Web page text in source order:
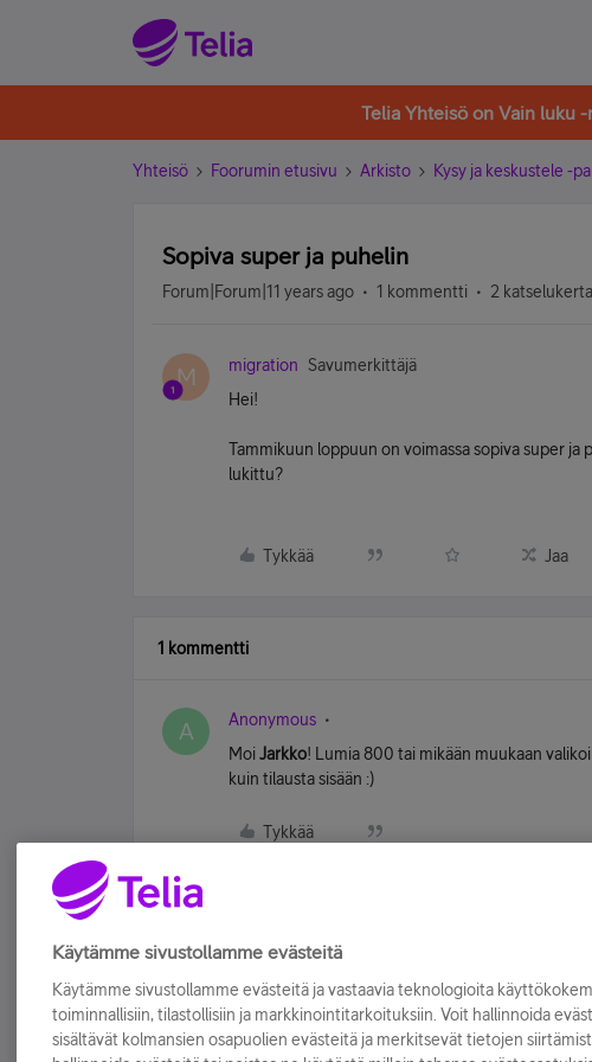
Telia Yhteisö on Vain luku
Yhteisö Foorumin etusivu Arkisto Kysy ja keskustele -
Sopiva super ja puhelin
Forum|Forum|11 years ago 1 kommentti 2
M migration
Savumerkittäjä
Hei!
Tammikuun loppuun on voimassa sopiva super
lukittu?
Tykkää Jaa
1 kommentti
A Anonymous
MoiJarkko! Lumia 800 tai mikään muukaan
kuin tilausta sisään :)
Tykkää
Käytämme sivustollamme evästeitä
Käytämme sivustollamme evästeitä ja vastaavia teknologioita
toiminnallisiin, tilastollisiin ja markkinointitarkoituksiin. Voit hallinnoida
sisältävät kolmansien osapuolien evästeitä ja merkitsevät tietojen